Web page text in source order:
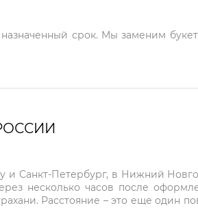
срок. Мы заменим
и Санкт-Петербург, в Нижний
несколько часов после
Расстояние – это еще один